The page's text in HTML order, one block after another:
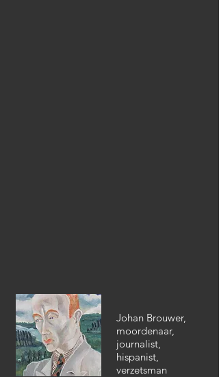
Johan Brouwer,
moordenaar,
journalist,
hispanist,
verzetsman